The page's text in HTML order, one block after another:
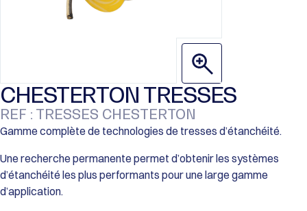
DEMANDER UN DEVIS
CHESTERTON TRESSES
REF : TRESSES CHESTERTON
Gamme complète de technologies de tresses d’étanchéité.
Une recherche permanente permet d’obtenir les systèmes
d’étanchéité les plus performants pour une large gamme
d’application.